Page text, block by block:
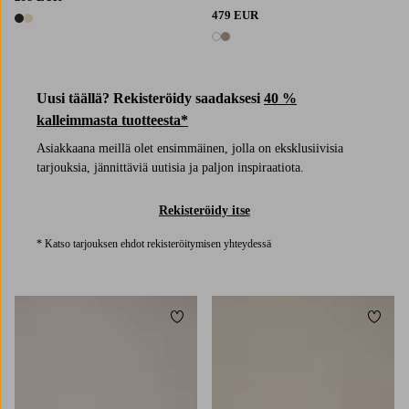
2 värejä
Uusi täällä? Rekisteröidy saadaksesi 40 %
kalleimmasta tuotteesta*
Asiakkaana meillä olet ensimmäinen, jolla on eksklusiivisia
tarjouksia, jännittäviä uutisia ja paljon inspiraatiota.
Rekisteröidy itse
* Katso tarjouksen ehdot rekisteröitymisen yhteydessä
479 EUR
2 värejä
Lisää suosikkeihin Lisää